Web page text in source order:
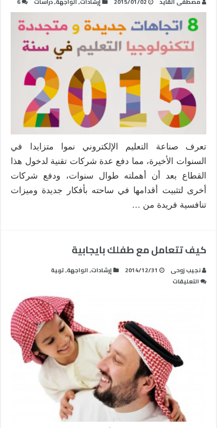
تعرف صناعة التعليم الإلكتروني نموا متزايدا في
السنوات الأخيرة، مما دفع عدة شركات تقنية لدخول هذا
القطاع بعد أن أهملته طوال سنوات، ودفع شركات
أخرى لتثبيت أقدامها في ساحته بأفكار جديدة وميزات
تنافسية فريدة من …
كيف تتعامل مع طفلك بايجابية
نجيب زوحى 2014/12/31 إرشادات,الواجهة,تربية
التعليقات
بايجابية
مغلقة